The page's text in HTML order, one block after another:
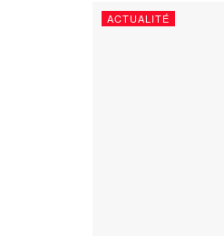
ACTUALITÉ